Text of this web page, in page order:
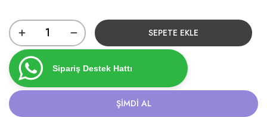
SEPETE EKLE
Sipariş Destek Hattı
ŞIMDI AL